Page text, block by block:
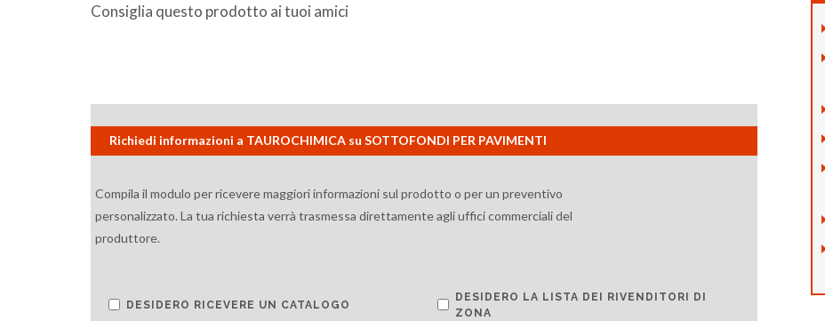
Consiglia questo prodotto ai tuoi amici
Richiedi informazioni a TAUROCHIMICA su SOTTOFONDI PER PAVIMENTI
Compila il modulo per ricevere maggiori informazioni sul prodotto o per un preventivo
personalizzato. La tua richiesta verrà trasmessa direttamente agli uffici commerciali del
produttore.
DESIDERO RICEVERE UN CATALOGO
DESIDERO LA LISTA DEI RIVENDITORI DI
ZONA